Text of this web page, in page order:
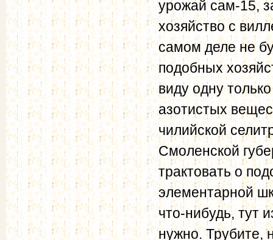
урожай сам-15,
хозяйство с
самом деле не
подобных
виду одну
азотистых
чилийской
Смоленской
трактовать о
элементарной
что-нибудь,
нужно. Трубите,